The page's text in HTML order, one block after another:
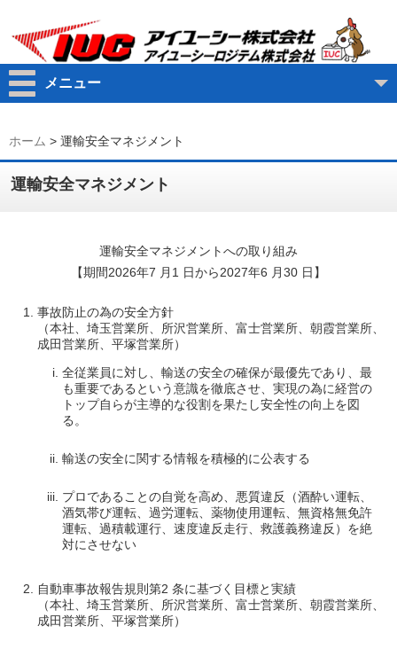
メニュー
ホーム > 運輸安全マネジメント
運輸安全マネジメント
運輸安全マネジメントへの取り組み
【期間2026年7 月1 日から2027年6 月30 日】
事故防止の為の安全方針
（本社、埼玉営業所、所沢営業所、富士営業所、朝霞営業所、
成田営業所、平塚営業所）
全従業員に対し、輸送の安全の確保が最優先であり、最
も重要であるという意識を徹底させ、実現の為に経営の
トップ自らが主導的な役割を果たし安全性の向上を図
る。
輸送の安全に関する情報を積極的に公表する
プロであることの自覚を高め、悪質違反（酒酔い運転、
酒気帯び運転、過労運転、薬物使用運転、無資格無免許
運転、過積載運行、速度違反走行、救護義務違反）を絶
対にさせない
自動車事故報告規則第2 条に基づく目標と実績
（本社、埼玉営業所、所沢営業所、富士営業所、朝霞営業所、
成田営業所、平塚営業所）